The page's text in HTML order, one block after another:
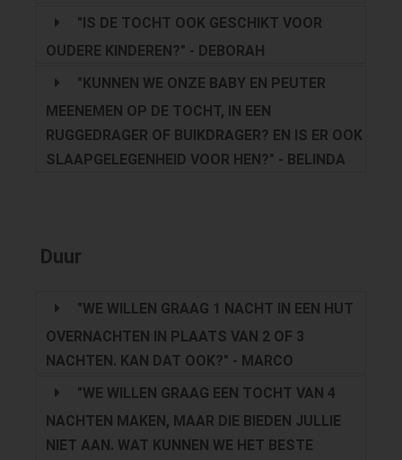
"IS DE TOCHT OOK GESCHIKT VOOR
OUDERE KINDEREN?" - DEBORAH
"KUNNEN WE ONZE BABY EN PEUTER
MEENEMEN OP DE TOCHT, IN EEN
RUGGEDRAGER OF BUIKDRAGER? EN IS ER OOK
SLAAPGELEGENHEID VOOR HEN?" - BELINDA
Duur
"WE WILLEN GRAAG 1 NACHT IN EEN HUT
OVERNACHTEN IN PLAATS VAN 2 OF 3
NACHTEN. KAN DAT OOK?" - MARCO
"WE WILLEN GRAAG EEN TOCHT VAN 4
NACHTEN MAKEN, MAAR DIE BIEDEN JULLIE
NIET AAN. WAT KUNNEN WE HET BESTE